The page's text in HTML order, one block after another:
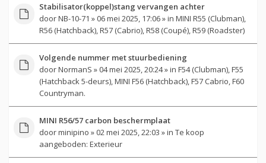
Stabilisator(koppel)stang vervangen achter
doorNB-10-71 » 06 mei 2025, 17:06 » in MINI R55 (Clubman),
R56 (Hatchback), R57 (Cabrio), R58 (Coupé), R59 (Roadster)
Volgende nummer met stuurbediening
doorNormanS » 04 mei 2025, 20:24 » in F54 (Clubman), F55
(Hatchback 5-deurs), MINI F56 (Hatchback), F57 Cabrio, F60
Countryman.
MINI R56/57 carbon beschermplaat
doorminipino » 02 mei 2025, 22:03 » in Te koop
aangeboden: Exterieur